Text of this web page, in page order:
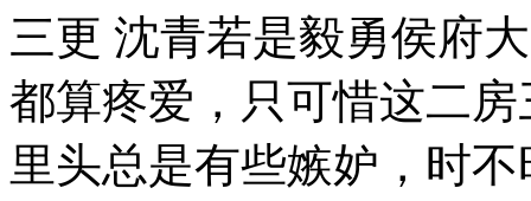
三更 沈青若是毅勇侯府
都算疼爱，只可惜这二
里头总是有些嫉妒，时